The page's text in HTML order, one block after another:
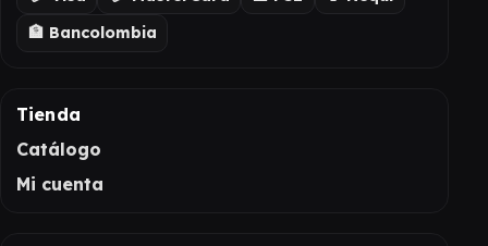
🏦 Bancolombia
Tienda
Catálogo
Mi cuenta